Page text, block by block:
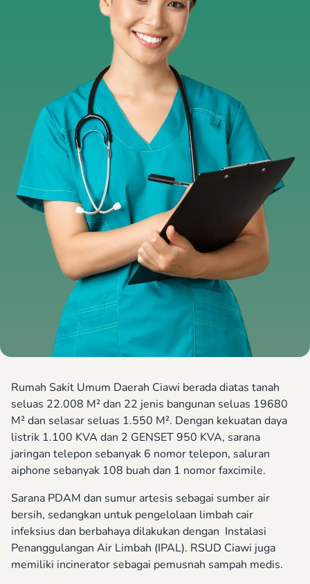
Rumah Sakit Umum Daerah Ciawi berada diatas tanah
seluas 22.008 M² dan 22 jenis bangunan seluas 19680
M² dan selasar seluas 1.550 M². Dengan kekuatan daya
listrik 1.100 KVA dan 2 GENSET 950 KVA, sarana
jaringan telepon sebanyak 6 nomor telepon, saluran
aiphone sebanyak 108 buah dan 1 nomor faxcimile.
Sarana PDAM dan sumur artesis sebagai sumber air
bersih, sedangkan untuk pengelolaan limbah cair
infeksius dan berbahaya dilakukan dengan Instalasi
Penanggulangan Air Limbah (IPAL). RSUD Ciawi juga
memiliki incinerator sebagai pemusnah sampah medis.